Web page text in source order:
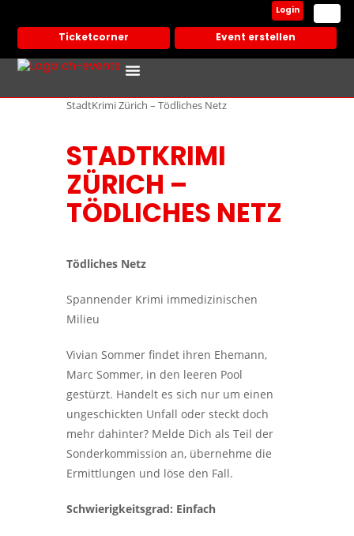
Ticketcorner Event erstellen
Login
StadtKrimi Zürich – Tödliches Netz
STADTKRIMI
ZÜRICH –
TÖDLICHES NETZ
Tödliches Netz
Spannender Krimi immedizinischen
Milieu
Vivian Sommer findet ihren Ehemann,
Marc Sommer, in den leeren Pool
gestürzt. Handelt es sich nur um einen
ungeschickten Unfall oder steckt doch
mehr dahinter? Melde Dich als Teil der
Sonderkommission an, übernehme die
Ermittlungen und löse den Fall.
Schwierigkeitsgrad: Einfach